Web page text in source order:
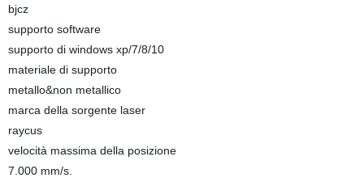
bjcz
supporto software
supporto di windows xp/7/8/10
materiale di supporto
metallo&non metallico
marca della sorgente laser
raycus
velocità massima della posizione
7.000 mm/s.